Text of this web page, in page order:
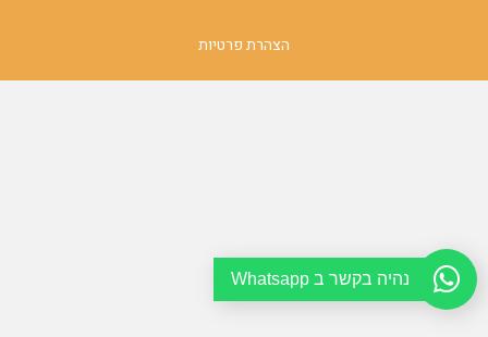
הצהרת פרטיות
נהיה בקשר ב Whatsapp